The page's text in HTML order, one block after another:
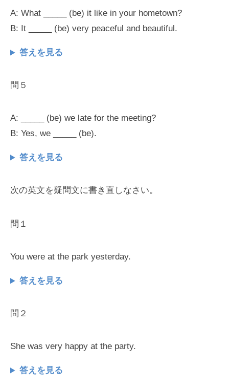
A: What _____ (be) it like in your hometown?
B: It _____ (be) very peaceful and beautiful.
答えを見る
問５
A: _____ (be) we late for the meeting?
B: Yes, we _____ (be).
答えを見る
次の英文を疑問文に書き直しなさい。
問１
You were at the park yesterday.
答えを見る
問２
She was very happy at the party.
答えを見る